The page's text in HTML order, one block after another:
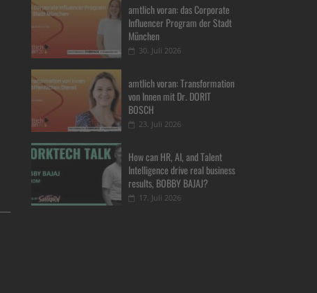
amtlich voran: das Corporate
Influencer Program der Stadt
München
30. Juli 2026
amtlich voran: Transformation
von Innen mit Dr. DORIT
BOSCH
23. Juli 2026
How can HR, AI, and Talent
Intelligence drive real business
results, BOBBY BAJAJ?
17. Juli 2026